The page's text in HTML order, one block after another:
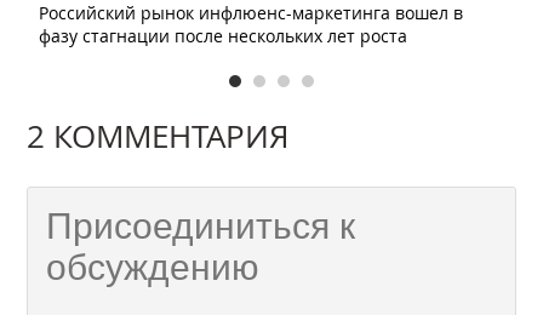
Российский рынок инфлюенс-маркетинга вошел в
фазу стагнации после нескольких лет роста
2 КОММЕНТАРИЯ